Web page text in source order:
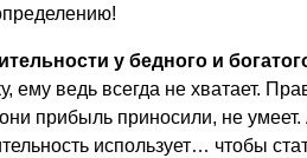
у бедного и
ему ведь всегда не хватает.
прибыль приносили, не
использует… чтобы